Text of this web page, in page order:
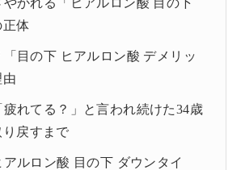
やかれる「ヒアルロン酸 目の下
正体
目の下 ヒアルロン酸 デメリッ
由
れてる？」と言われ続けた34歳
戻すまで
ルロン酸 目の下 ダウンタイ